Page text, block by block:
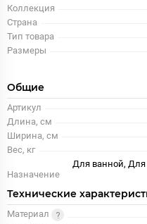
Коллекция
Страна
Тип товара
Размеры
Общие
Артикул
Длина, см
Ширина, см
Вес, кг
Назначение
Для ванной, Для
Технические
Материал